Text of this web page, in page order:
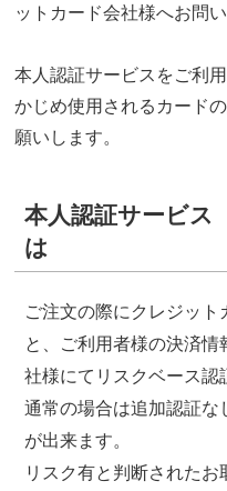
ットカード会社様へお問
本人認証サービスをご利
かじめ使用されるカード
願いします。
本人認証サービス
は
ご注文の際にクレジッ
と、ご利用者様の決済
社様にてリスクベース認
通常の場合は追加認証な
が出来ます。
リスク有と判断された